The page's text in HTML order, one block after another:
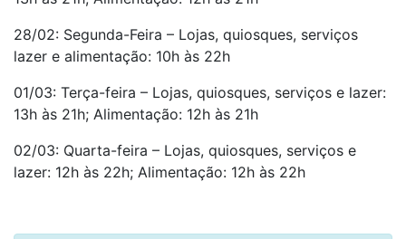
28/02: Segunda-Feira – Lojas, quiosques, serviços
lazer e alimentação: 10h às 22h
01/03: Terça-feira – Lojas, quiosques, serviços e lazer:
13h às 21h; Alimentação: 12h às 21h
02/03: Quarta-feira – Lojas, quiosques, serviços e
lazer: 12h às 22h; Alimentação: 12h às 22h